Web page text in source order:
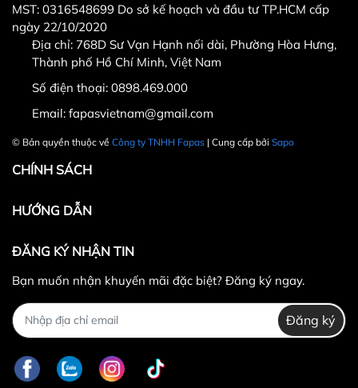
Hotline CSKH: 090 376 9205
Fanpage:FACEBOOK.COM/FAPAS.VN
MST: 0316548699 Do sở kế hoạch và đầu tư TP.HCM cấp
ngày 22/10/2020
Địa chỉ: 768D Sư Vạn Hạnh nối dài, Phường Hòa Hưng,
Thành phố Hồ Chí Minh, Việt Nam
Số điện thoại: 0898.469.000
Email: fapasvietnam@gmail.com
© Bản quyền thuộc về Công ty TNHH Fapas | Cung cấp bởi Sapo
CHÍNH SÁCH
HƯỚNG DẪN
ĐĂNG KÝ NHẬN TIN
Bạn muốn nhận khuyến mãi đặc biệt? Đăng ký ngay.
Đăng ký